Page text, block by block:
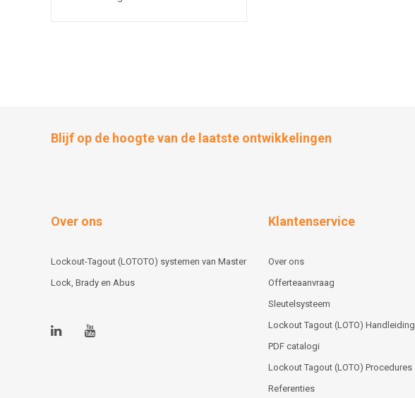
Blijf op de hoogte van de laatste ontwikkelingen
Over ons
Lockout-Tagout (LOTOTO) systemen van Master
Lock, Brady en Abus
Klantenservice
Over ons
Offerteaanvraag
Sleutelsysteem
Lockout Tagout (LOTO) Handleiding
PDF catalogi
Lockout Tagout (LOTO) Procedures
Referenties